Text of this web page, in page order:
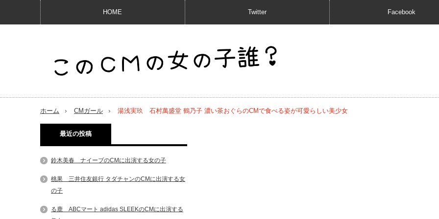
HOME Twitter Facebook
ホーム CMガール 湯浅実玖 石村萬盛堂 鶴乃子 濃い茶おぐらのCMで食べる姿が可愛らしい美少女
最近の投稿
鈴木美春 ナイーブのCMに出演する女の子
桃果 三井住友銀行 タダチャンのCMに出演する女
の子
る鹿 ABCマート adidas SLEEKのCMに出演する